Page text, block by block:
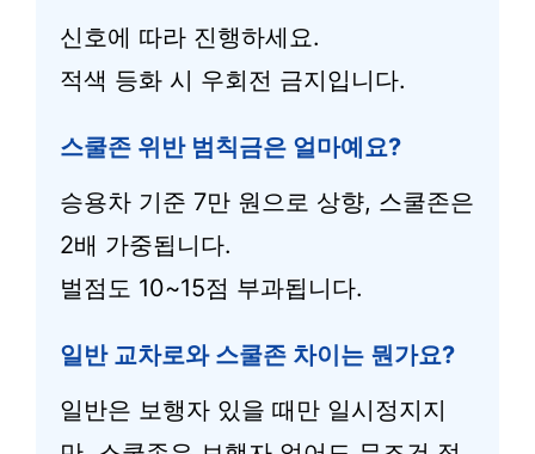
신호에 따라 진행하세요.
적색 등화 시 우회전 금지입니다.
스쿨존 위반 범칙금은 얼마예요?
승용차 기준 7만 원으로 상향, 스쿨존은
2배 가중됩니다.
벌점도 10~15점 부과됩니다.
일반 교차로와 스쿨존 차이는 뭔가요?
일반은 보행자 있을 때만 일시정지지